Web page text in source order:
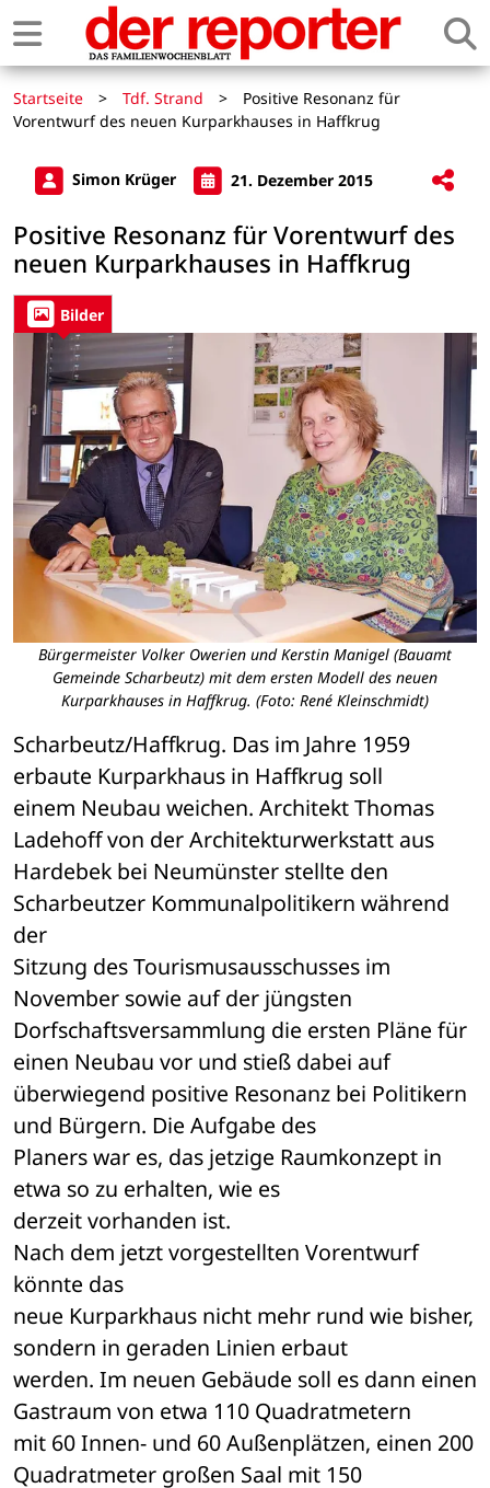
Startseite > Tdf. Strand >
Positive Resonanz für
Vorentwurf des neuen Kurparkhauses in Haffkrug
Simon Krüger 21. Dezember 2015
Positive Resonanz für Vorentwurf des
neuen Kurparkhauses in Haffkrug
Bilder
Bürgermeister Volker Owerien und Kerstin Manigel (Bauamt
Gemeinde Scharbeutz) mit dem ersten Modell des neuen
Kurparkhauses in Haffkrug. (Foto: René Kleinschmidt)
Scharbeutz/Haffkrug. Das im Jahre 1959
erbaute Kurparkhaus in Haffkrug soll
einem Neubau weichen. Architekt Thomas
Ladehoff von der Architekturwerkstatt aus
Hardebek bei Neumünster stellte den
Scharbeutzer Kommunalpolitikern während
der
Sitzung des Tourismusausschusses im
November sowie auf der jüngsten
Dorfschaftsversammlung die ersten Pläne für
einen Neubau vor und stieß dabei auf
überwiegend positive Resonanz bei Politikern
und Bürgern. Die Aufgabe des
Planers war es, das jetzige Raumkonzept in
etwa so zu erhalten, wie es
derzeit vorhanden ist.
Nach dem jetzt vorgestellten Vorentwurf
könnte das
neue Kurparkhaus nicht mehr rund wie bisher,
sondern in geraden Linien erbaut
werden. Im neuen Gebäude soll es dann einen
Gastraum von etwa 110 Quadratmetern
mit 60 Innen- und 60 Außenplätzen, einen 200
Quadratmeter großen Saal mit 150